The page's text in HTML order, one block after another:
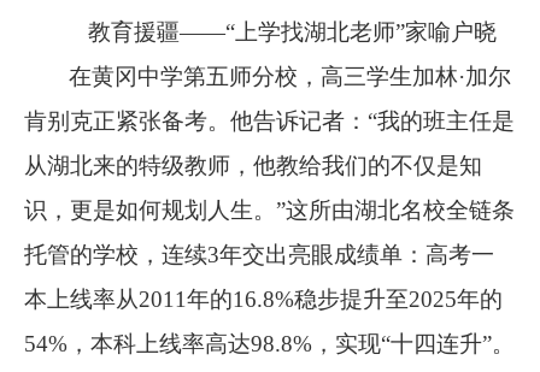
教育援疆——“上学找湖北老师”家喻户晓
在黄冈中学第五师分校，高三学生加林·加尔
肯别克正紧张备考。他告诉记者：“我的班主任是
从湖北来的特级教师，他教给我们的不仅是知
识，更是如何规划人生。”这所由湖北名校全链条
托管的学校，连续3年交出亮眼成绩单：高考一
本上线率从2011年的16.8%稳步提升至2025年的
54% ，本科上线率高达98.8% ，实现“十四连升”。